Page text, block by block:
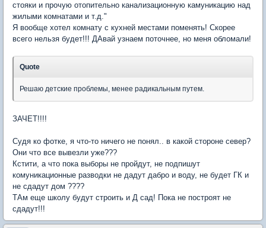
стояки и прочую отопительно канализационную камуникацию над
жилыми комнатами и т.д."
Я вообще хотел комнату с кухней местами поменять! Скорее
всего нельзя будет!!! ДАвай узнаем поточнее, но меня обломали!
Quote
Решаю детские проблемы, менее радикальным путем.
ЗАЧЕТ!!!!
Судя ко фотке, я что-то ничего не понял.. в какой стороне север?
Они что все вывезли уже???
Кстити, а что пока выборы не пройдут, не подпишут
комуникационные разводки не дадут дабро и воду, не будет ГК и
не сдадут дом ????
ТАм еще школу будут строить и Д сад! Пока не построят не
сдадут!!!